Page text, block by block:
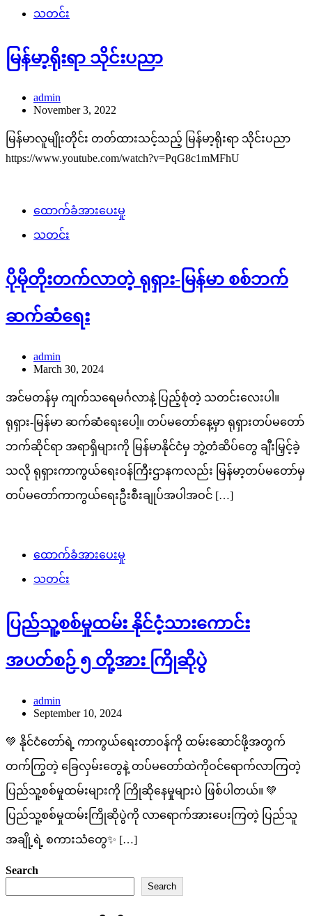
သတင်း
မြန်မာ့ရိုးရာ သိုင်းပညာ
admin
November 3, 2022
မြန်မာလူမျိုးတိုင်း တတ်ထားသင့်သည့် မြန်မာ့ရိုးရာ သိုင်းပညာ
https://www.youtube.com/watch?v=PqG8c1mMFhU
ထောက်ခံအားပေးမှု
သတင်း
ပိုမိုတိုးတက်လာတဲ့ ရုရှား-မြန်မာ စစ်ဘက်
ဆက်ဆံရေး
admin
March 30, 2024
အင်မတန်မှ ကျက်သရေမင်္ဂလာနဲ့ ပြည့်စုံတဲ့ သတင်းလေးပါ။
ရုရှား-မြန်မာ ဆက်ဆံရေးပေါ့။ တပ်မတော်နေ့မှာ ရုရှားတပ်မတော်
ဘက်ဆိုင်ရာ အရာရှိများကို မြန်မာနိုင်ငံမှ ဘွဲ့တံဆိပ်တွေ ချီးမြှင့်ခဲ့
သလို ရုရှားကာကွယ်ရေးဝန်ကြီးဌာနကလည်း မြန်မာ့တပ်မတော်မှ
တပ်မတော်ကာကွယ်ရေးဦးစီးချုပ်အပါအဝင် […]
ထောက်ခံအားပေးမှု
သတင်း
ပြည်သူ့စစ်မှုထမ်း နိုင်ငံ့သားကောင်း
အပတ်စဉ် ၅ တို့အား ကြိုဆိုပွဲ
admin
September 10, 2024
💚 နိုင်ငံတော်ရဲ့ ကာကွယ်ရေးတာဝန်ကို ထမ်းဆောင်ဖို့အတွက်
တက်ကြွတဲ့ ခြေလှမ်းတွေနဲ့ တပ်မတော်ထဲကိုဝင်ရောက်လာကြတဲ့
ပြည်သူ့စစ်မှုထမ်းများကို ကြိုဆိုနေမှုများပဲ ဖြစ်ပါတယ်။ 💚
ပြည်သူ့စစ်မှုထမ်းကြိုဆိုပွဲကို လာရောက်အားပေးကြတဲ့ ပြည်သူ
အချို့ရဲ့ စကားသံတွေ✨ […]
Search
Search